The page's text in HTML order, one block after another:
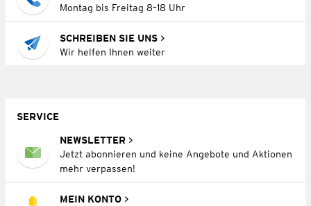
Montag bis Freitag 8–18 Uhr
SCHREIBEN SIE UNS
Wir helfen Ihnen weiter
SERVICE
NEWSLETTER
Jetzt abonnieren und keine Angebote und Aktionen
mehr verpassen!
MEIN KONTO